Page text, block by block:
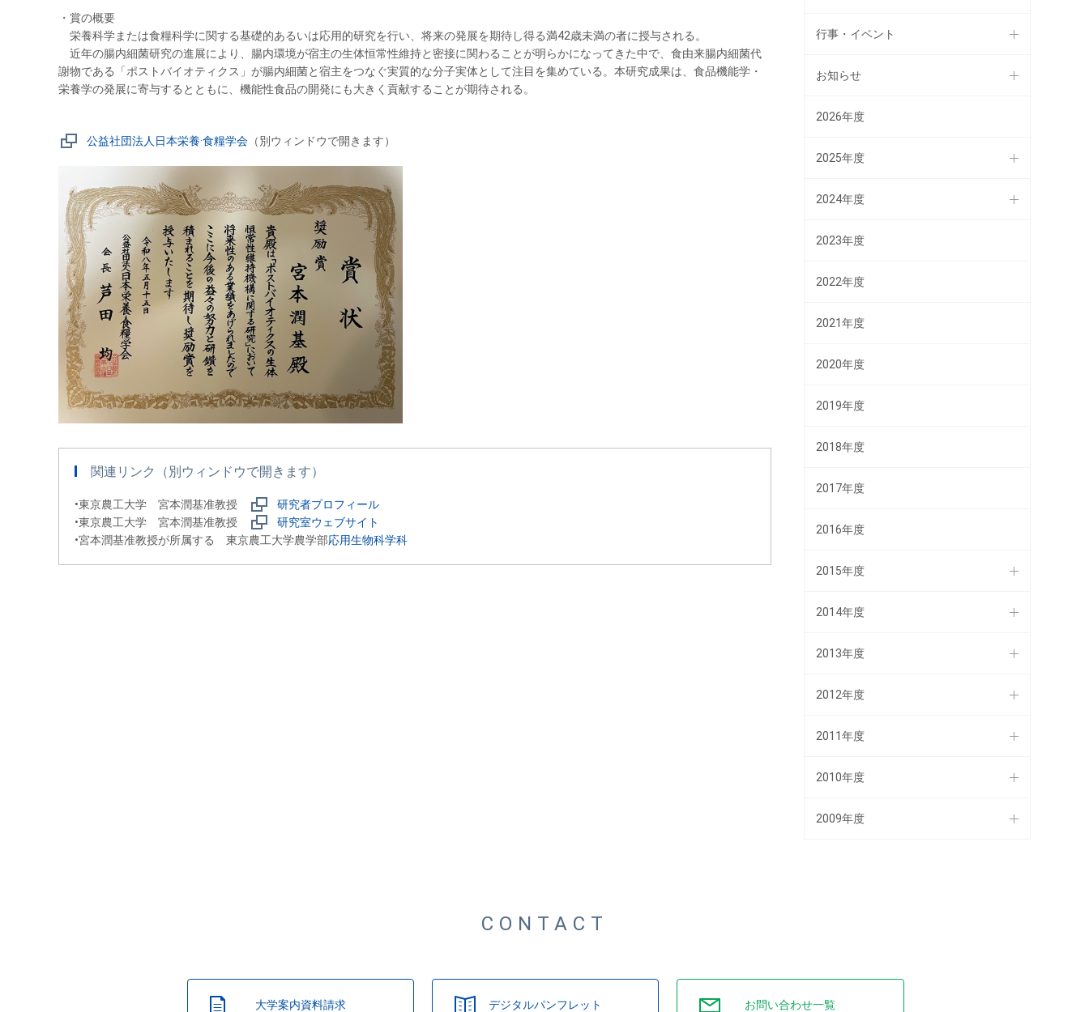
・賞の概要
栄養科学または食糧科学に関する基礎的あるいは応用的研究を行い、将来の発展を期待し得る満42歳未満の者に授与される。
近年の腸内細菌研究の進展により、腸内環境が宿主の生体恒常性維持と密接に関わることが明らかになってきた中で、食由来腸内細菌代
謝物である「ポストバイオティクス」が腸内細菌と宿主をつなぐ実質的な分子実体として注目を集めている。本研究成果は、食品機能学・
栄養学の発展に寄与するとともに、機能性食品の開発にも大きく貢献することが期待される。
公益社団法人日本栄養·食糧学会 （別ウィンドウで開きます）
関連リンク（別ウィンドウで開きます）
•東京農工大学 宮本潤基准教授
研究者プロフィール
•東京農工大学 宮本潤基准教授
研究室ウェブサイト
•宮本潤基准教授が所属する 東京農工大学農学部応用生物科学科
行事・イベント
お知らせ
2026年度
2025年度
2024年度
2023年度
2022年度
2021年度
2020年度
2019年度
2018年度
2017年度
2016年度
2015年度
2014年度
2013年度
2012年度
2011年度
2010年度
2009年度
CONTACT
大学案内資料請求 デジタルパンフレット お問い合わせ一覧